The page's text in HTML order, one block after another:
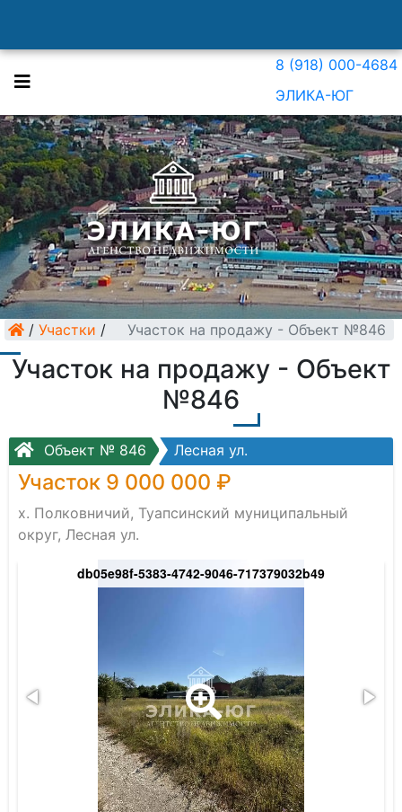
8 (918) 000-4684
ЭЛИКА-ЮГ
/ Участки / Участок на продажу - Объект №846
Участок на продажу - Объект
№846
Объект № 846 Лесная ул.
Участок 9 000 000 ₽
х. Полковничий, Туапсинский муниципальный
округ, Лесная ул.
db05e98f-5383-4742-9046-717379032b49